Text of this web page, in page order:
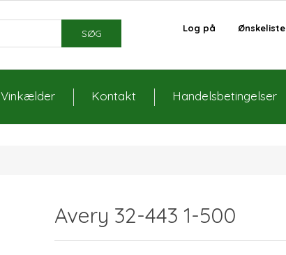
SØG Log på Ønskeliste
Vinkælder Kontakt Handelsbetingelser
Avery 32-443 1-500